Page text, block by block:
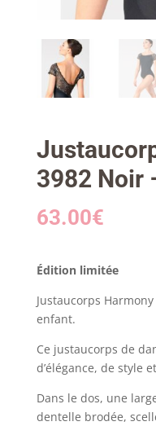
3982 Noir
63.00€
Édition limitée
Justaucorps
enfant.
Ce justaucorps de
d’élégance, de style
Dans le dos, une
dentelle brodée,